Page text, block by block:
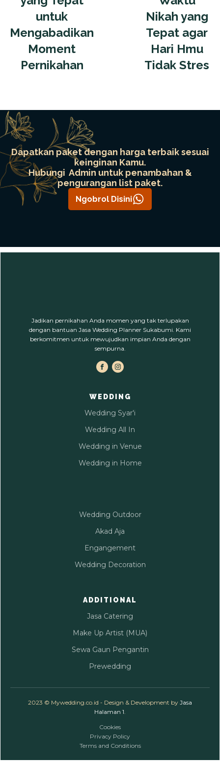
untuk
Mengabadikan
Moment
Pernikahan
Nikah yang
Tepat agar
Hari Hmu
Tidak Stres
Dapatkan paket dengan harga terbaik sesuai
keinginan Kamu.
Hubungi Admin untuk penambahan &
pengurangan list paket.
Ngobrol Disini
Jadikan pernikahan Anda momen yang tak terlupakan
dengan bantuan Jasa Wedding Planner Sukabumi. Kami
berkomitmen untuk mewujudkan impian Anda dengan
sempurna.
WEDDING
Wedding Syar'i
Wedding All In
Wedding in Venue
Wedding in Home
Wedding Outdoor
Akad Aja
Engangement
Wedding Decoration
ADDITIONAL
Jasa Catering
Make Up Artist (MUA)
Sewa Gaun Pengantin
Prewedding
2023 © Mywedding.co.id - Design & Development by Jasa
Halaman 1.
Cookies
Privacy Policy
Terms and Conditions